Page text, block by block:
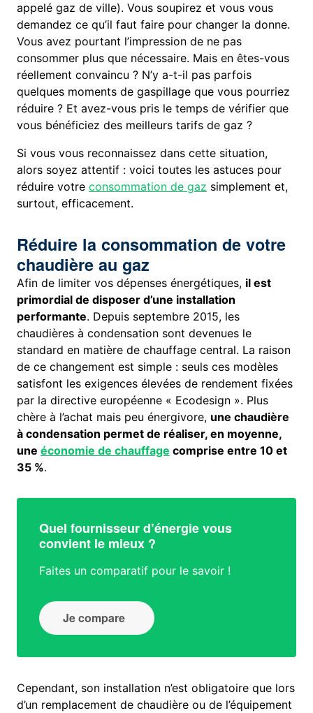
appelé gaz de ville). Vous soupirez et vous vous
demandez ce qu’il faut faire pour changer la donne.
Vous avez pourtant l’impression de ne pas
consommer plus que nécessaire. Mais en êtes-vous
réellement convaincu ? N’y a-t-il pas parfois
quelques moments de gaspillage que vous pourriez
réduire ? Et avez-vous pris le temps de vérifier que
vous bénéficiez des meilleurs tarifs de gaz ?
Si vous vous reconnaissez dans cette situation,
alors soyez attentif : voici toutes les astuces pour
réduire votreconsommation de gaz simplement et,
surtout, efficacement.
Réduire la consommation de votre
chaudière au gaz
Afin de limiter vos dépenses énergétiques, il est
primordial de disposer d’une installation
performante. Depuis septembre 2015, les
chaudières à condensation sont devenues le
standard en matière de chauffage central. La raison
de ce changement est simple : seuls ces modèles
satisfont les exigences élevées de rendement fixées
par la directive européenne « Ecodesign ». Plus
chère à l’achat mais peu énergivore, une chaudière
à condensation permet de réaliser, en moyenne,
uneéconomie de chauffage comprise entre 10 et
35 %.
Quel fournisseur d’énergie vous
convient le mieux ?
Faites un comparatif pour le savoir !
Je compare
Cependant, son installation n’est obligatoire que lors
d’un remplacement de chaudière ou de l’équipement